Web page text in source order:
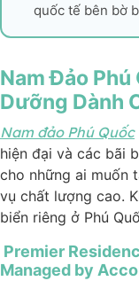
quốc tế bên bờ
Nam Đảo
Dưỡng Dành
Nam đảo Phú Quốc
hiện đại và các bãi
cho những ai muốn
vụ chất lượng cao.
biển riêng ở Phú
Premier
Managed by